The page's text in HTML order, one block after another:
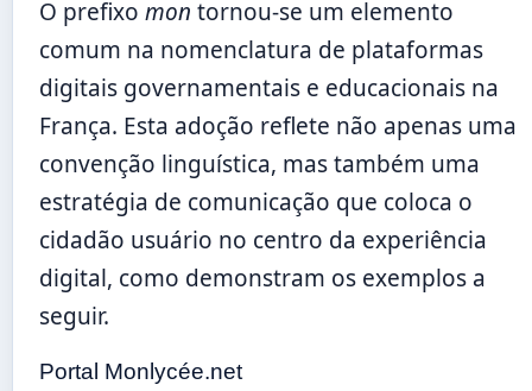
O prefixo mon tornou-se um elemento
comum na nomenclatura de plataformas
digitais governamentais e educacionais na
França. Esta adoção reflete não apenas uma
convenção linguística, mas também uma
estratégia de comunicação que coloca o
cidadão usuário no centro da experiência
digital, como demonstram os exemplos a
seguir.
Portal Monlycée.net